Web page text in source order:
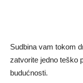
Sudbina vam tokom
zatvorite jedno teško
budućnosti.